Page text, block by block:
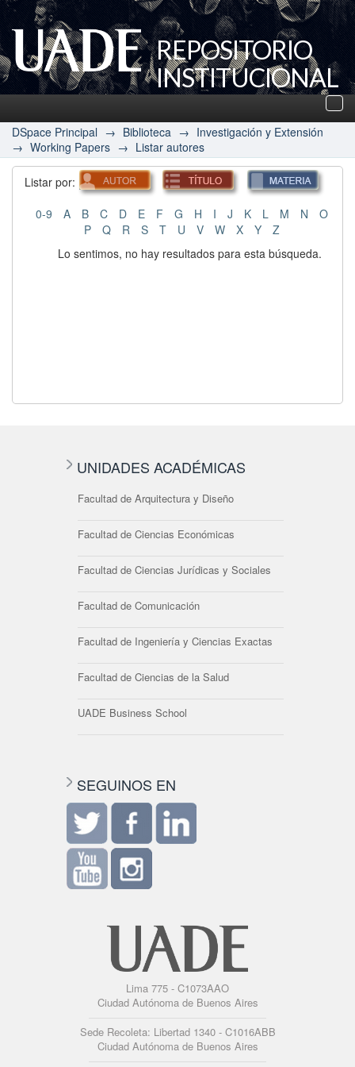
REPOSITORIO
INSTITUCIONAL
UADE
DSpace Principal → Biblioteca → Investigación y Extensión
→ Working Papers → Listar autores
Listar por:
0-9 A B C D E F G H I J K L M N
O
P
Q R S T U V W X Y
Z
Lo sentimos, no hay resultados para esta búsqueda.
UNIDADES ACADÉMICAS
Facultad de Arquitectura y Diseño
Facultad de Ciencias Económicas
Facultad de Ciencias Jurídicas y Sociales
Facultad de Comunicación
Facultad de Ingeniería y Ciencias Exactas
Facultad de Ciencias de la Salud
UADE Business School
SEGUINOS EN
Lima 775 - C1073AAO
Ciudad Autónoma de Buenos Aires
Sede Recoleta: Libertad 1340 - C1016ABB
Ciudad Autónoma de Buenos Aires